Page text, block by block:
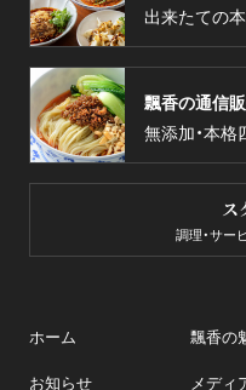
出来たての
飄香の通信
無添加・本
ス
調理・サー
ホーム 飄香の
お知らせ
メディ